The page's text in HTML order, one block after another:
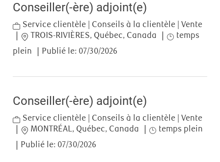
Conseiller(-ère) adjoint(e)
Category
Service clientèle | Conseils à la clientèle | Vente
Location
TROIS-RIVIÈRES, Québec, Canada Job Type
temps
plein
Publié le: 07/30/2026
Conseiller(-ère) adjoint(e)
Category
Service clientèle | Conseils à la clientèle | Vente
Location
MONTRÉAL, Québec, Canada Job Type
temps plein
Publié le: 07/30/2026